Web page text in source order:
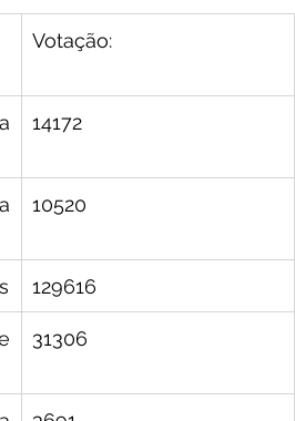
Votação:
14172
10520
129616
31306